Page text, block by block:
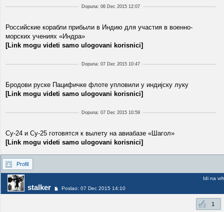
Dopuna: 06 Dec 2015 12:07
Российские корабли прибыли в Индию для участия в военно-
морских учениях «Индра»
[Link mogu videti samo ulogovani korisnici]
Dopuna: 07 Dec 2015 10:47
Бродови руске Пацифичке флоте упловили у индијску луку
[Link mogu videti samo ulogovani korisnici]
Dopuna: 07 Dec 2015 10:59
Су-24 и Су-25 готовятся к вылету на авиабазе «Шагол»
[Link mogu videti samo ulogovani korisnici]
Profil
stalker Poslao: 07 Dec 2015 14:10
Idi na vrh
1